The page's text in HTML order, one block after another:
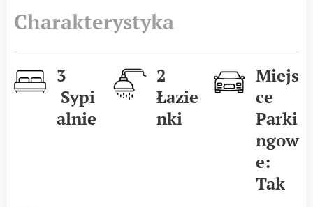
Charakterystyka
3
Sypi
alnie
2
Łazie
nki
Miejs
ce
Parki
ngow
e:
Tak